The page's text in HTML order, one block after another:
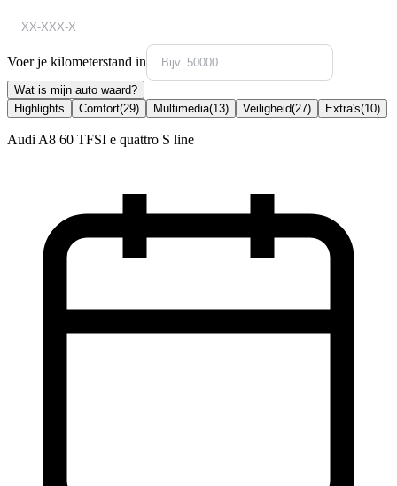
Voer je kilometerstand in
Wat is mijn auto waard?
Highlights
Comfort(29) Multimedia(13) Veiligheid(27) Extra's(10)
Audi A8 60 TFSI e quattro S line